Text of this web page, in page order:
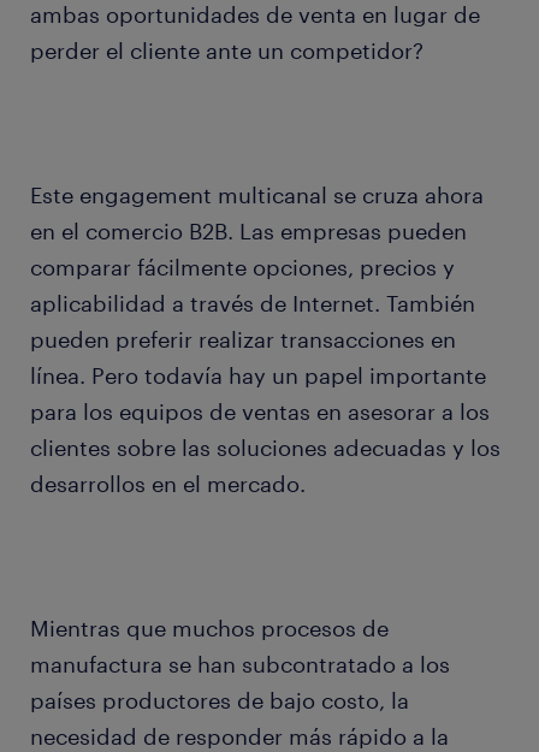
ambas oportunidades de venta en lugar de
perder el cliente ante un competidor?
Este engagement multicanal se cruza ahora
en el comercio B2B. Las empresas pueden
comparar fácilmente opciones, precios y
aplicabilidad a través de Internet. También
pueden preferir realizar transacciones en
línea. Pero todavía hay un papel importante
para los equipos de ventas en asesorar a los
clientes sobre las soluciones adecuadas y los
desarrollos en el mercado.
Mientras que muchos procesos de
manufactura se han subcontratado a los
países productores de bajo costo, la
necesidad de responder más rápido a la